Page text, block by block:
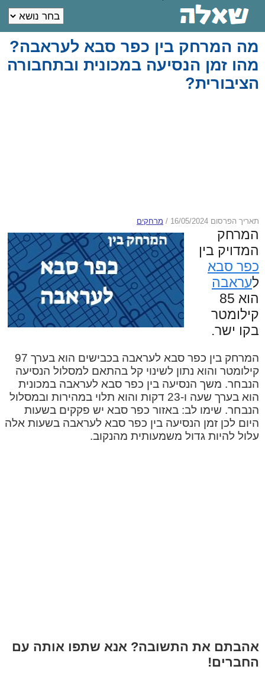
מה המרחק בין כפר סבא לעראבה?
מהו זמן הנסיעה במכונית ובתחבורה
הציבורית?
תאריך הפרסום 16/05/2024 / מרחקים
המרחק
המדויק בין
כפר סבא
לעראבה
הוא 85
קילומטר
בקו ישר.
המרחק בין כפר סבא לעראבה בכבישים הוא בערך 97
קילומטר והוא נתון לשינוי קל בהתאם למסלול הנסיעה
הנבחר. משך הנסיעה בין כפר סבא לעראבה במכונית
הוא בערך שעה ו-23 דקות והוא תלוי במהירות ובמסלול
הנבחר. שימו לב: באזור כפר סבא יש פקקים בשעות
היום לכן זמן הנסיעה בין כפר סבא לעראבה בשעות אלה
עלול להיות גדול משמעותית מהנקוב.
אהבתם את התשובה? אנא שתפו אותה עם
החברים!